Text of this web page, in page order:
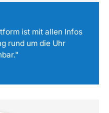
ist mit allen Infos
rund um die Uhr